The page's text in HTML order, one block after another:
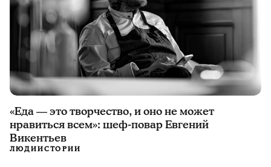
«Еда — это творчество, и оно не может
нравиться всем»: шеф-повар Евгений
Викентьев
ЛЮДИИСТОРИИ